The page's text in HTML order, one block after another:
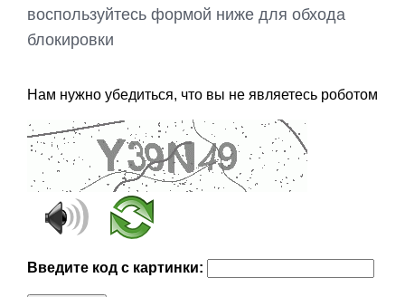
воспользуйтесь формой ниже для обхода
блокировки
Нам нужно убедиться, что вы не являетесь роботом
Введите код с картинки: